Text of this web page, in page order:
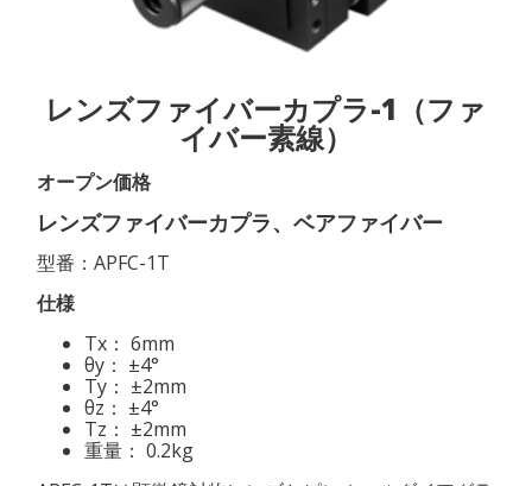
レンズファイバーカプラ-1（ファ
イバー素線）
オープン価格
レンズファイバーカプラ、ベアファイバー
型番：APFC-1T
仕様
Tx： 6mm
θy： ±4°
Ty： ±2mm
θz： ±4°
Tz： ±2mm
重量： 0.2kg